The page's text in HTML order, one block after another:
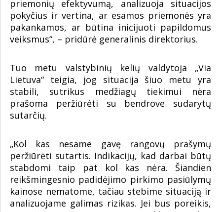
priemonių efektyvumą, analizuoja situacijos
pokyčius ir vertina, ar esamos priemonės yra
pakankamos, ar būtina inicijuoti papildomus
veiksmus“, – pridūrė generalinis direktorius.
Tuo metu valstybinių kelių valdytoja „Via
Lietuva“ teigia, jog situacija šiuo metu yra
stabili, sutrikus medžiagų tiekimui nėra
prašoma peržiūrėti su bendrove sudarytų
sutarčių.
„Kol kas nesame gavę rangovų prašymų
peržiūrėti sutartis. Indikacijų, kad darbai būtų
stabdomi taip pat kol kas nėra. Šiandien
reikšmingesnio padidėjimo pirkimo pasiūlymų
kainose nematome, tačiau stebime situaciją ir
analizuojame galimas rizikas. Jei bus poreikis,